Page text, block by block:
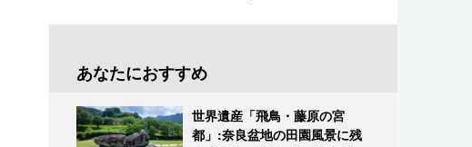
あなたにおすすめ
世界遺産「飛鳥・藤原の宮
都」:奈良盆地の田園風景に残